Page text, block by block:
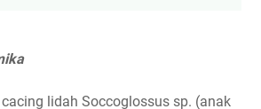
lidah Soccoglossus sp. (anak